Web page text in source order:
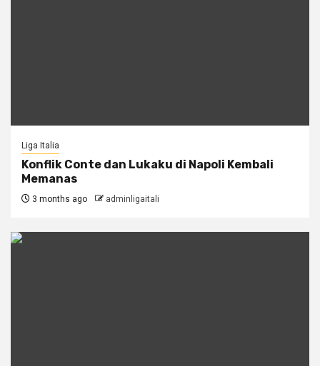
Liga Italia
Konflik Conte dan Lukaku di Napoli Kembali
Memanas
3 months ago adminligaitali